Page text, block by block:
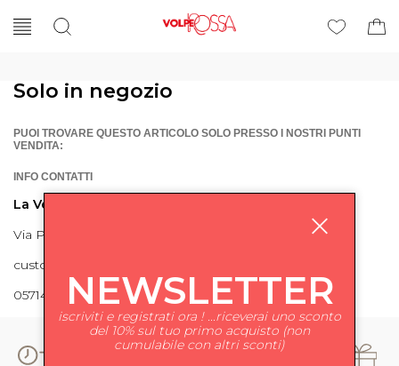
Solo in negozio
PUOI TROVARE QUESTO ARTICOLO SOLO PRESSO I NOSTRI PUNTI
VENDITA:
INFO CONTATTI
La Volpe Rossa
Via Piave 27 56024 Ponte a Egola
customercare@lavolperossa.it
0571498228NEWSLETTER
iscriviti e registrati ora ! ...riceverai uno sconto
del 10% sul tuo primo acquisto (non
cumulabile con altri sconti)